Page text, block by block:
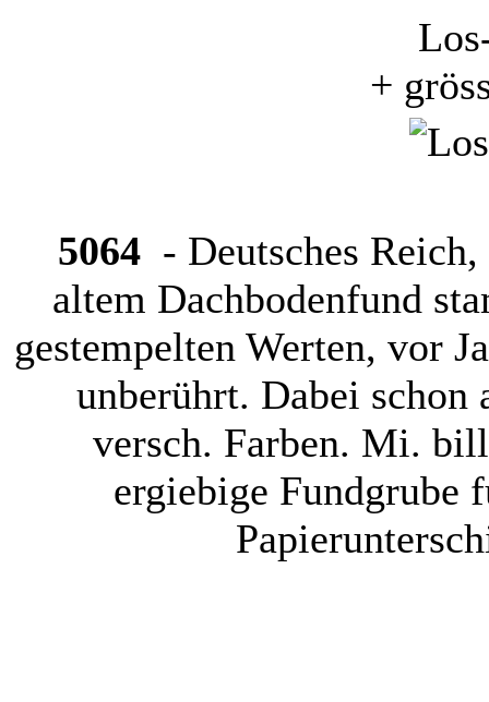
+
5064- Deutsches Reich,
altem Dachbodenfund
gestempelten Werten, vor
unberührt. Dabei schon
versch. Farben. Mi.
ergiebige Fundgrube